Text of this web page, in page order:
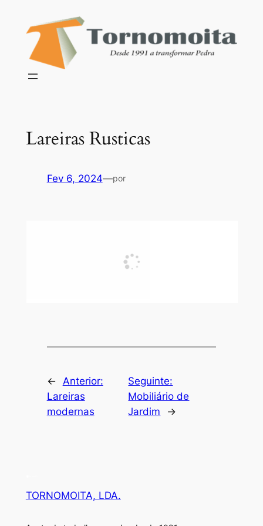
conteúdo
Lareiras Rusticas
Fev 6, 2024—por
← Anterior:
Lareiras
modernas
Seguinte:
Mobiliário de
Jardim
→
TORNOMOITA, LDA.